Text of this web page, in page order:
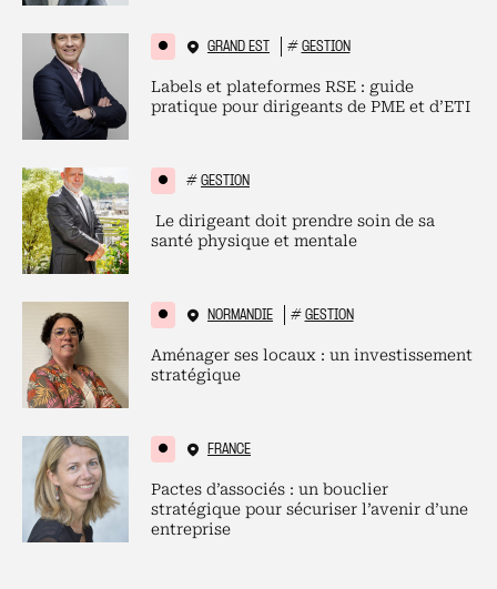
GRAND EST # GESTION
Labels et plateformes RSE : guide
pratique pour dirigeants de PME et d’ETI
# GESTION
Le dirigeant doit prendre soin de sa
santé physique et mentale
NORMANDIE # GESTION
Aménager ses locaux : un investissement
stratégique
FRANCE
Pactes d’associés : un bouclier
stratégique pour sécuriser l’avenir d’une
entreprise